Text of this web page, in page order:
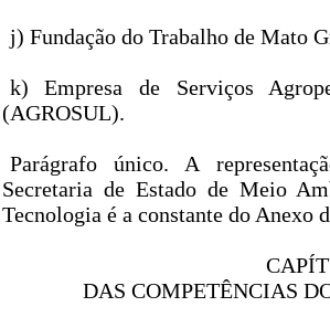
j) Fundação do Trabalho de Mato
k) Empresa de Serviços
(AGROSUL).
Parágrafo único. A
Secretaria de Estado de Meio
Tecnologia é a constante do Anexo
DAS COMPETÊNCIAS